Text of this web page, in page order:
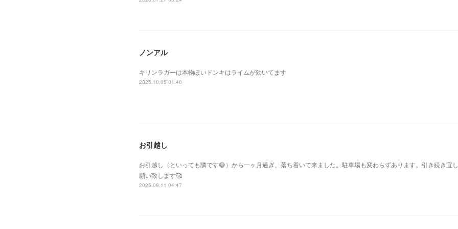
ノンアル
キリンラガーは本物ぽいドンキはライムが効いてます
2025.10.05 01:40
お引越し
お引越し（といっても隣です😅）から一ヶ月過ぎ、落ち着いて来ました。駐車場も変わらずあります。引き続き宜
願い致します🥰
2025.09.11 04:47